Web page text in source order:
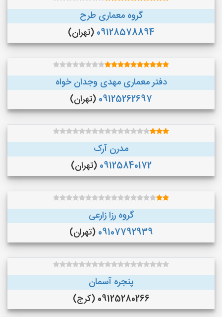
گروه معماری طرح
09128578894 (تهران)
دفتر معماری مهدی وجدان خواه
09125262697 (تهران)
مدرن آرک
09125840172 (تهران)
گروه رزا زارعی
09107792939 (تهران)
پنجره آسمان
09125280266 (کرج)